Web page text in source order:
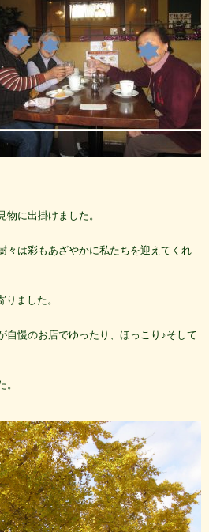
物に出掛けました。
々は彩もあざやかに私たちを迎えてくれ
ました。
自慢のお店でゆったり、ほっこり♪そして